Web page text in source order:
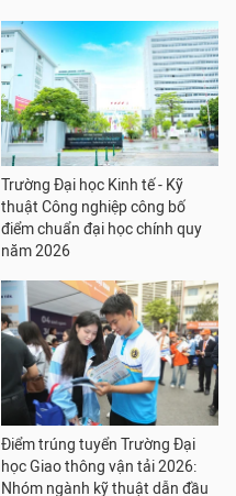
Trường Đại học Kinh tế - Kỹ
thuật Công nghiệp công bố
điểm chuẩn đại học chính quy
năm 2026
Điểm trúng tuyển Trường Đại
học Giao thông vận tải 2026:
Nhóm ngành kỹ thuật dẫn đầu